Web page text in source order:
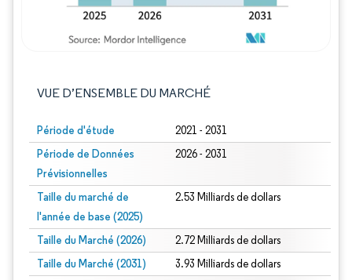
VUE D’ENSEMBLE DU MARCHÉ
Période d'étude 2021 - 2031
Période de Données
Prévisionnelles
2026 - 2031
Taille du marché de
l'année de base (2025)
2.53 Milliards de dollars
Taille du Marché (2026) 2.72 Milliards de dollars
Taille du Marché (2031) 3.93 Milliards de dollars